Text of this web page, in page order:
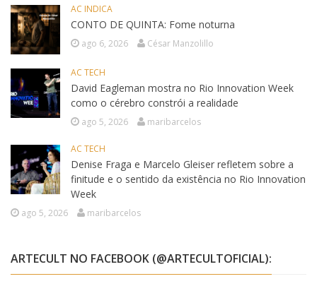
AC INDICA
CONTO DE QUINTA: Fome noturna
ago 6, 2026 César Manzolillo
AC TECH
David Eagleman mostra no Rio Innovation Week
como o cérebro constrói a realidade
ago 5, 2026 maribarcelos
AC TECH
Denise Fraga e Marcelo Gleiser refletem sobre a
finitude e o sentido da existência no Rio Innovation
Week
ago 5, 2026 maribarcelos
ARTECULT NO FACEBOOK (@ARTECULTOFICIAL):